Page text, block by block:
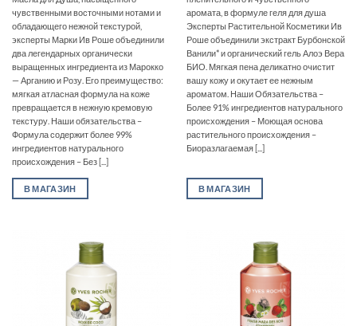
чувственными восточными нотами и
обладающего нежной текстурой,
эксперты Марки Ив Роше объединили
два легендарных органически
выращенных ингредиента из Марокко
— Арганию и Розу. Его преимущество:
мягкая атласная формула на коже
превращается в нежную кремовую
текстуру. Наши обязательства –
Формула содержит более 99%
ингредиентов натурального
происхождения – Без [...]
В МАГАЗИН
аромата, в формуле геля для душа
Эксперты Растительной Косметики Ив
Роше объединили экстракт Бурбонской
Ванили* и органический гель Алоэ Вера
БИО. Мягкая пена деликатно очистит
вашу кожу и окутает ее нежным
ароматом. Наши Обязательства –
Более 91% ингредиентов натурального
происхождения – Моющая основа
растительного происхождения –
Биоразлагаемая [...]
В МАГАЗИН